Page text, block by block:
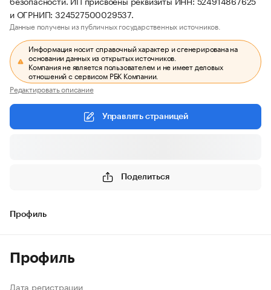
и ОГРНИП: 324527500029537.
Данные получены из публичных государственных источников.
Информация носит справочный характер и сгенерирована на
основании данных из открытых источников.
Компания не является пользователем и не имеет деловых
отношений с сервисом РБК Компании.
Редактировать описание
Управлять страницей
Поделиться
Профиль
Профиль
Дата регистрации